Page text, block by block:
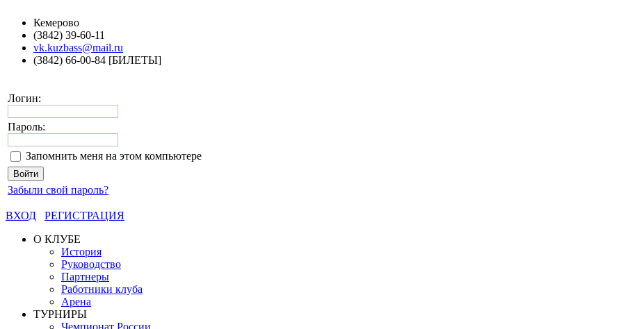
Кемерово
(3842) 39-60-11
vk.kuzbass@mail.ru
(3842) 66-00-84 [БИЛЕТЫ]
Логин:
Пароль:
Запомнить меня на этом компьютере
Забыли свой пароль?
ВХОД
РЕГИСТРАЦИЯ
О КЛУБЕ
История
Руководство
Партнеры
Работники клуба
Арена
ТУРНИРЫ
Чемпионат России